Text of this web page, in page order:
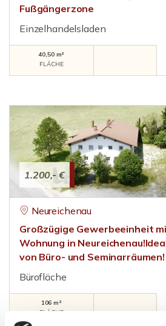
Fußgängerzone
Einzelhandelsladen
40,50 m²
FLÄCHE
1.200,- €
Neureichenau
Großzügige Gewerbeeinheit
Wohnung in
von Büro- und Seminarräumen!
Bürofläche
106 m²
FLÄCHE